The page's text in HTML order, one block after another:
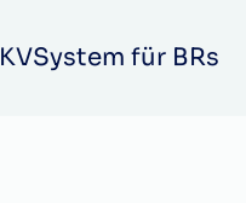
KVSystem für BRs